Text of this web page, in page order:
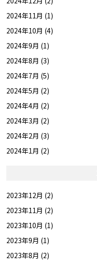
2024年11月 (1)
2024年10月 (4)
2024年9月 (1)
2024年8月 (3)
2024年7月 (5)
2024年5月 (2)
2024年4月 (2)
2024年3月 (2)
2024年2月 (3)
2024年1月 (2)
2023年12月 (2)
2023年11月 (2)
2023年10月 (1)
2023年9月 (1)
2023年8月 (2)